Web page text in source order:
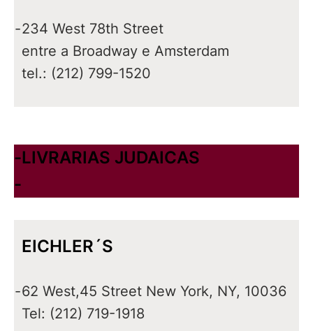
-234 West 78th Street
entre a Broadway e Amsterdam
tel.: (212) 799-1520
-
-
LIVRARIAS JUDAICAS
EICHLER´S
-62 West,45 Street New York, NY, 10036
Tel: (212) 719-1918